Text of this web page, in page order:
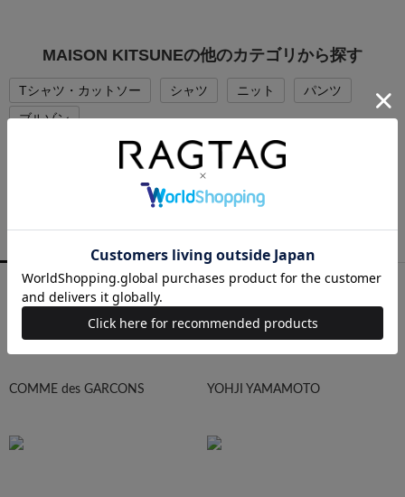
MAISON KITSUNEの他のカテゴリから探す
Tシャツ・カットソー シャツ ニット
パンツ
ブルゾン
PICK UP BRAND
RAGTAGバイヤーの厳選ブランド
COMME des GARCONS YOHJI YAMAMOTO